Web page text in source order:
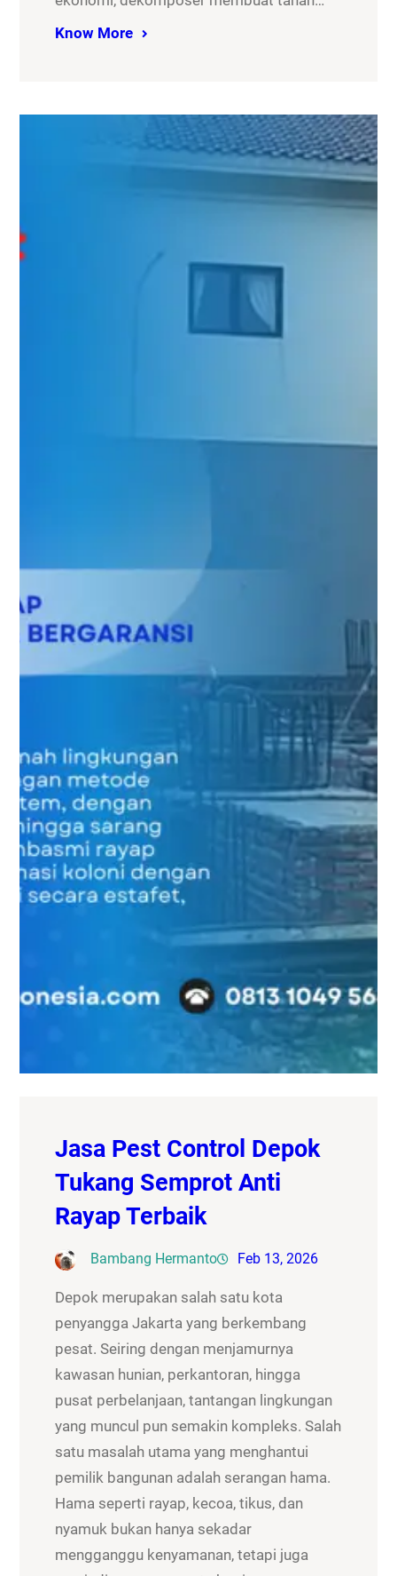
Know More
Jasa Pest Control Depok
Tukang Semprot Anti
Rayap Terbaik
Bambang Hermanto Feb 13, 2026
Depok merupakan salah satu kota
penyangga Jakarta yang berkembang
pesat. Seiring dengan menjamurnya
kawasan hunian, perkantoran, hingga
pusat perbelanjaan, tantangan lingkungan
yang muncul pun semakin kompleks. Salah
satu masalah utama yang menghantui
pemilik bangunan adalah serangan hama.
Hama seperti rayap, kecoa, tikus, dan
nyamuk bukan hanya sekadar
mengganggu kenyamanan, tetapi juga